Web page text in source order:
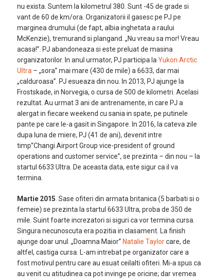
nu exista. Suntem la kilometrul 380. Sunt -45 de grade si
vant de 60 de km/ora. Organizatorii il gasesc pe PJ pe
marginea drumului (de fapt, albia inghetata a raului
McKenzie), tremurand si plangand. „Nu vreau sa mor! Vreau
acasa!”. PJ abandoneaza si este preluat de masina
organizatorilor. In anul urmator, PJ participa la Yukon Arctic
Ultra – „sora” mai mare (430 de mile) a 6633, dar mai
„calduroasa”. PJ esueaza din nou. In 2013, PJ ajunge la
Frostskade, in Norvegia, o cursa de 500 de kilometri. Acelasi
rezultat. Au urmat 3 ani de antrenamente, in care PJ a
alergat in fiecare weekend cu sania in spate, pe putinele
pante pe care le-a gasit in Singapore. In 2016, la cateva zile
dupa luna de miere, PJ (41 de ani), devenit intre
timp”Changi Airport Group vice-president of ground
operations and customer service”, se prezinta – din nou – la
startul 6633 Ultra. De aceasta data, este sigur ca il va
termina.
Martie 2015 . Sase ofiteri din armata britanica (5 barbati si o
femeie) se prezinta la startul 6633 Ultra, proba de 350 de
mile. Suint foarte increzatori si siguri ca vor termina cursa.
Singura necunoscuta era pozitia in clasament. La finish
ajunge doar unul. „Doamna Maior” Natalie Taylorcare, de
altfel, castiga cursa. L-am intrebat pe organizator care a
fost motivul pentru care au esuat ceilalti ofiteri. Mi-a spus ca
au venit cu atitudinea ca pot invinge pe oricine; dar vremea